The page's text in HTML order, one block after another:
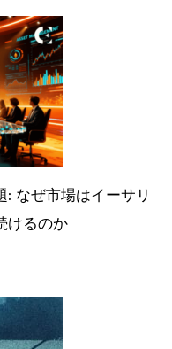
なぜ市場はイーサリ
けるのか